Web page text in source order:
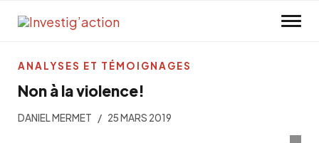
Non à la violence!
DANIEL MERMET 25 MARS 2019
ANALYSES ET TÉMOIGNAGES